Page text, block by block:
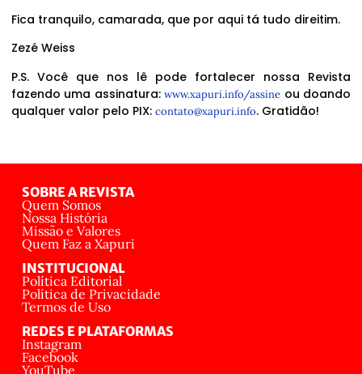
Fica tranquilo, camarada, que por aqui tá tudo direitim.
Zezé Weiss
P.S. Você que nos lê pode fortalecer nossa Revista
fazendo uma assinatura:www.xapuri.info/assine ou doando
qualquer valor pelo PIX: contato@xapuri.info. Gratidão!
SOBRE A REVISTA
Quem Somos
Nossa História
Missão e Valores
Quem Faz a Xapuri
INSTITUCIONAL
Política Editorial
Política de Privacidade
Termos de Uso
REDES E PLATAFORMAS
Instagram
Facebook
YouTube